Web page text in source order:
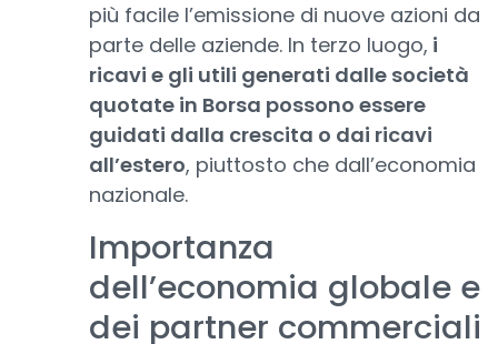
più facile l’emissione di nuove azioni da
parte delle aziende. In terzo luogo, i
ricavi e gli utili generati dalle società
quotate in Borsa possono essere
guidati dalla crescita o dai ricavi
all’estero, piuttosto che dall’economia
nazionale.
Importanza
dell’economia globale e
dei partner commerciali